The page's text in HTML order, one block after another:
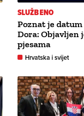
SLUŽBENO
Poznat je
Dora: Objavljen
pjesama
Hrvatska i svijet